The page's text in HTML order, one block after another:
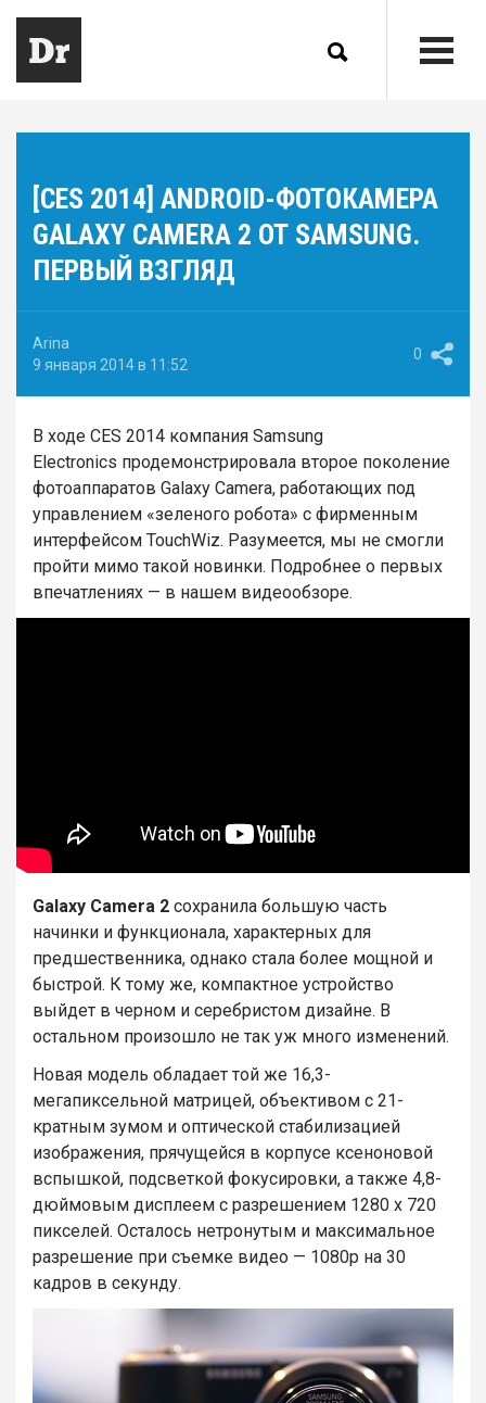
[CES 2014] ANDROID-ФОТОКАМЕРА
GALAXY CAMERA 2 ОТ SAMSUNG.
ПЕРВЫЙ ВЗГЛЯД
Arina
9 января 2014 в 11:52
0
В ходе CES 2014 компания Samsung
Electronics продемонстрировала второе поколение
фотоаппаратов Galaxy Camera, работающих под
управлением «зеленого робота» с фирменным
интерфейсом TouchWiz. Разумеется, мы не смогли
пройти мимо такой новинки. Подробнее о первых
впечатлениях — в нашем видеообзоре.
Galaxy Camera 2 сохранила большую часть
начинки и функционала, характерных для
предшественника, однако стала более мощной и
быстрой. К тому же, компактное устройство
выйдет в черном и серебристом дизайне. В
остальном произошло не так уж много изменений.
Новая модель обладает той же 16,3-
мегапиксельной матрицей, объективом с 21-
кратным зумом и оптической стабилизацией
изображения, прячущейся в корпусе ксеноновой
вспышкой, подсветкой фокусировки, а также 4,8-
дюймовым дисплеем с разрешением 1280 х 720
пикселей. Осталось нетронутым и максимальное
разрешение при съемке видео — 1080р на 30
кадров в секунду.